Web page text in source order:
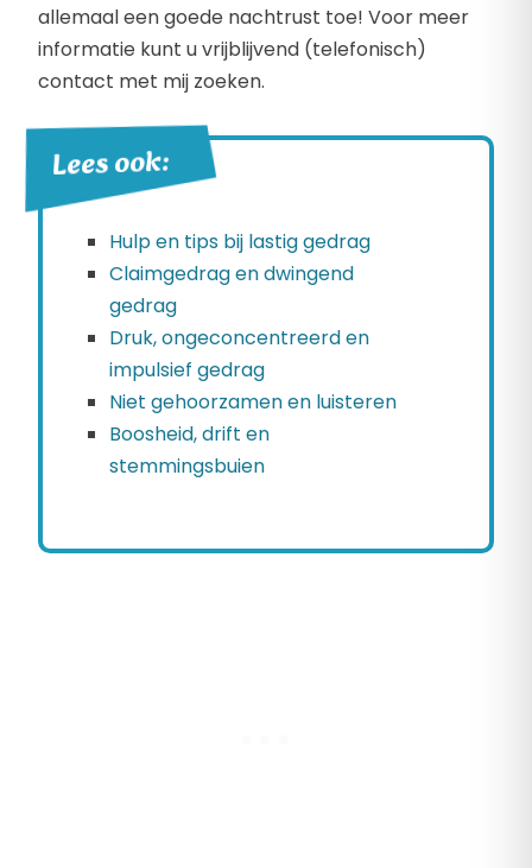
allemaal een goede nachtrust toe! Voor meer
informatie kunt u vrijblijvend (telefonisch)
contact met mij zoeken.
Lees ook:
Hulp en tips bij lastig gedrag
Claimgedrag en dwingend
gedrag
Druk, ongeconcentreerd en
impulsief gedrag
Niet gehoorzamen en luisteren
Boosheid, drift en
stemmingsbuien